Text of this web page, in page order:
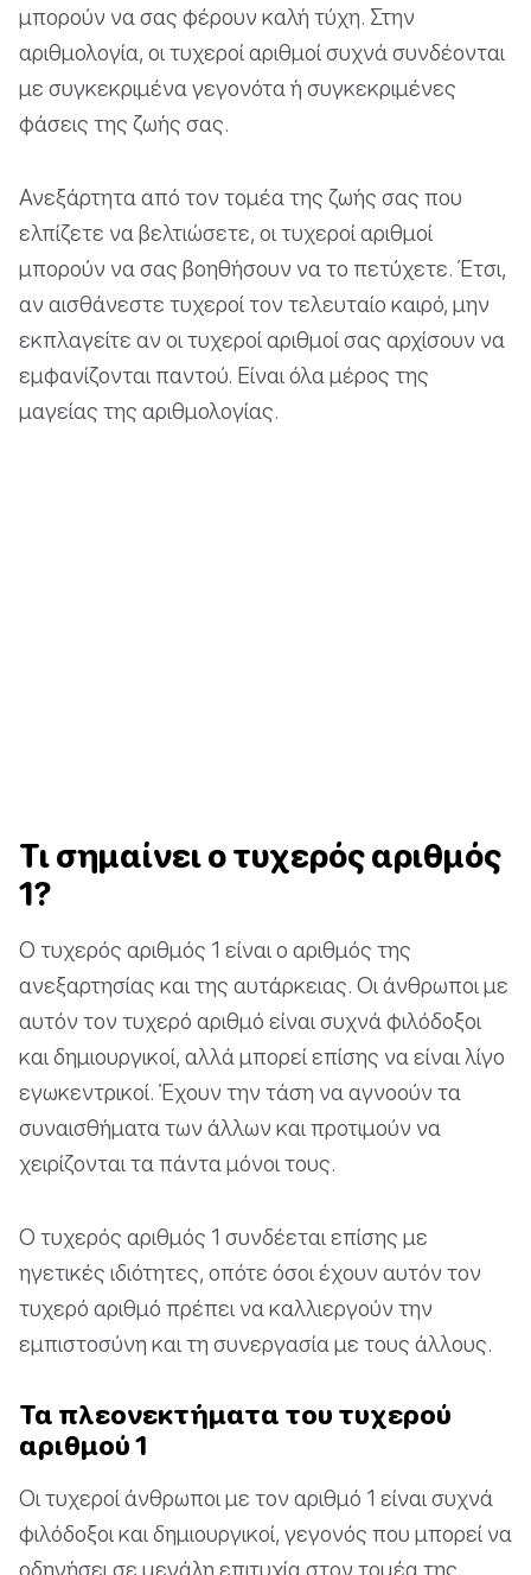
μπορούν να σας φέρουν καλή τύχη. Στην
αριθμολογία, οι τυχεροί αριθμοί συχνά συνδέονται
με συγκεκριμένα γεγονότα ή συγκεκριμένες
φάσεις της ζωής σας.
Ανεξάρτητα από τον τομέα της ζωής σας που
ελπίζετε να βελτιώσετε, οι τυχεροί αριθμοί
μπορούν να σας βοηθήσουν να το πετύχετε. Έτσι,
αν αισθάνεστε τυχεροί τον τελευταίο καιρό, μην
εκπλαγείτε αν οι τυχεροί αριθμοί σας αρχίσουν να
εμφανίζονται παντού. Είναι όλα μέρος της
μαγείας της αριθμολογίας.
Τι σημαίνει ο τυχερός αριθμός
1?
Ο τυχερός αριθμός 1 είναι ο αριθμός της
ανεξαρτησίας και της αυτάρκειας. Οι άνθρωποι με
αυτόν τον τυχερό αριθμό είναι συχνά φιλόδοξοι
και δημιουργικοί, αλλά μπορεί επίσης να είναι λίγο
εγωκεντρικοί. Έχουν την τάση να αγνοούν τα
συναισθήματα των άλλων και προτιμούν να
χειρίζονται τα πάντα μόνοι τους.
Ο τυχερός αριθμός 1 συνδέεται επίσης με
ηγετικές ιδιότητες, οπότε όσοι έχουν αυτόν τον
τυχερό αριθμό πρέπει να καλλιεργούν την
εμπιστοσύνη και τη συνεργασία με τους άλλους.
Τα πλεονεκτήματα του τυχερού
αριθμού 1
Οι τυχεροί άνθρωποι με τον αριθμό 1 είναι συχνά
φιλόδοξοι και δημιουργικοί, γεγονός που μπορεί να
οδηγήσει σε μεγάλη επιτυχία στον τομέα της